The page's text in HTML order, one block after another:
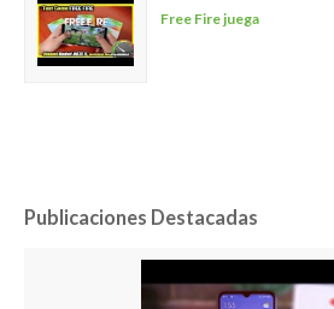
Free Fire juega
Publicaciones Destacadas